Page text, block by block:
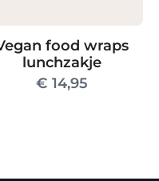
food wraps
lunchzakje
€ 14,95